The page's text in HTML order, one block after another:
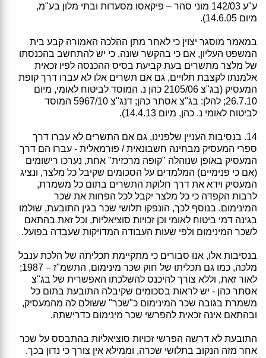
ע"ע 142/03 מוני סהר – פיקאסו מסעדות ובתי מלון בע"מ,
מיום 14.6.05).
במאמר מוסגר יצוין כי לאחר מתן ההלכה האמורה קבע בית
המשפט העליון, אם כי בהקשר שונה, כי יש להתחשב בהכנסתו
של מלצר מתשרים בעת קביעת בסיס ההכנסה לפיו זכאית
אלמנתו לקצבת תלויים, גם אם תשרים אלו לא עברו דרך קופת
המעסיק (בג"צ 2105/06 כהן נ. המוסד לביטוח לאומי, מיום
26.7.10; להלן: בג"צ אסתר כהן; דנג"צ 5967/10 המוסד
לביטוח לאומי נ. כהן, מיום 14.4.13).
14. בנסיבות העניין שלפנינו, גם אם התשרים לא עברו דרך
ספרי המעסיק מבחינה חשבונאית / פורמאלית - עברו הם דרך
המעסיק באופן שנוהלה "קופה מרכזית" אחת, נערכו רישומים
(אם כי פנימיים) המלמדים על הסכומים שקיבל כל מלצר, ונציג
המעסיק וידא את דרך חלוקת התשרים בתום כל משמרת,
לרבות הקפדה כי כל מלצר יקבל לכל הפחות את שכר
המינימום. בנוסף לכך, הונפקו תלושי שכר בגין התובעת, שולמו
בגינה דמי ביטוח לאומי וכן זכויות סוציאליות, וכל זאת בהתאם
לשכר המינימום ולפי שעות העבודה המדויקות שעבדה בפועל.
בנסיבות אלו, אנו סבורים כי מתקיימת תכליתה של הלכת ענבל
מלכה, כמו גם תכליתו של חוק שכר מינימום, התשמ"ז – 1987;
לאור זאת, וללא צורך להיכנס להשלכתו האפשרית של בג"צ
אסתר כהן - יש לראות בסכומים שקיבלה התובעת בתום כל
משמרת בגובה שכר המינימום כ"שכר" ששולם לה מהמעסיק,
ובהתאם אינה זכאית להפרשי שכר מינימום כדרישתה.
התובעת לא דרשה הפרשי זכויות סוציאליות בהתבסס על שכר
אחר מזה הנקוב בתלושי שכרה, וממילא אין צורך כי נדון בכך.